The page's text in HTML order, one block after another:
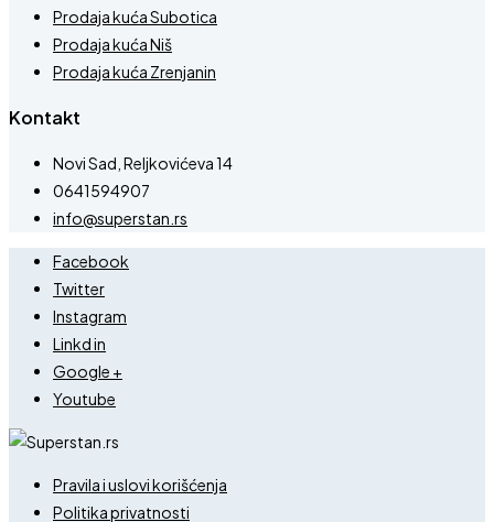
Prodaja kuća Subotica
Prodaja kuća Niš
Prodaja kuća Zrenjanin
Kontakt
Novi Sad, Reljkovićeva 14
0641594907
info@superstan.rs
Facebook
Twitter
Instagram
Linkd in
Google +
Youtube
Pravila i uslovi korišćenja
Politika privatnosti